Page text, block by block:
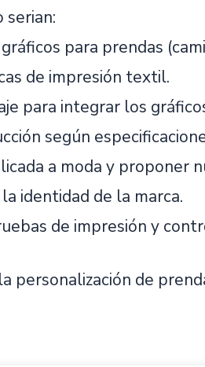
serian:
para prendas
de impresión textil.
para integrar los
según
a moda y proponer
identidad de la marca.
de impresión y
personalización de